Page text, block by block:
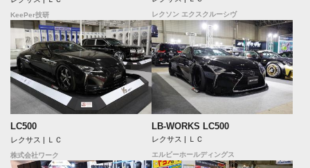
KeePer技研 レクソン エクスクルーシヴ
LC500
レクサス | ＬＣ
株式会社ワーク
LB-WORKS LC500
レクサス | ＬＣ
エルビーホールディングス